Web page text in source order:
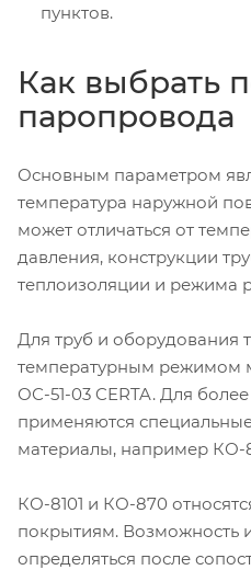
пунктов.
Как выбрать
паропровода
Основным параметром
температура наружной
может отличаться от
давления, конструкции
теплоизоляции и режима
Для труб и оборудования
температурным режимом
ОС-51-03 CERTA. Для
применяются
материалы, например КО-
КО-8101 и КО-870
покрытиям. Возможность
определяться после